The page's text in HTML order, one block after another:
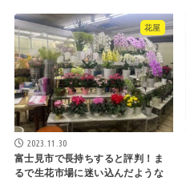
花屋
2023.11.30
富士見市で長持ちすると評判！ま
るで生花市場に迷い込んだような